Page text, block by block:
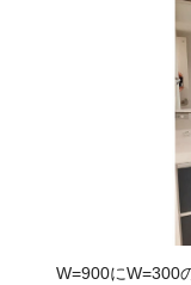
W=900にW=300